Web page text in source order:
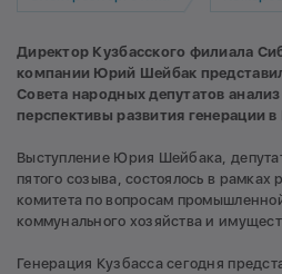
Директор Кузбасского филиала
компании Юрий Шейбак
Совета народных депутатов
перспективы развития генерации
Выступление Юрия Шейбака,
пятого созыва, состоялось в
комитета по вопросам
коммунального хозяйства и
Генерация Кузбасса сегодня